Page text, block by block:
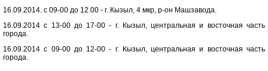
16.09.2014. с 09-00 до 12.00 - г. Кызыл, 4 мкр, р-он Машзавода.
16.09.2014 с 13-00 до 17-00 - г. Кызыл, центральная и восточная часть
города.
16.09.2014 с 09-00 до 12-00 - г. Кызыл, центральная и восточная часть
города.